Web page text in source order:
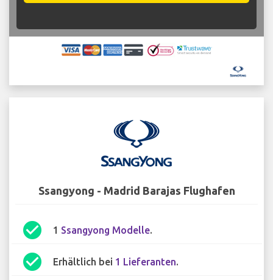
Ssangyong - Madrid Barajas Flughafen
check_circle 1 Ssangyong Modelle.
check_circle Erhältlich bei 1 Lieferanten.